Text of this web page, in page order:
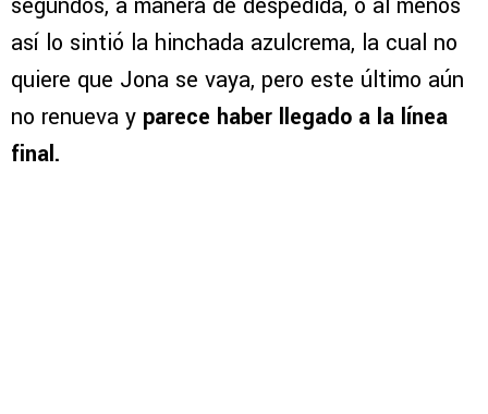
así lo sintió la hinchada azulcrema, la cual no
quiere que Jona se vaya, pero este último aún
no renueva y parece haber llegado a la línea
final.